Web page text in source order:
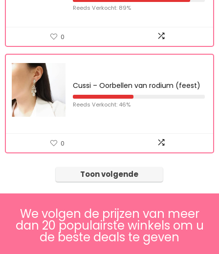
Reeds Verkocht: 89%
0
Cussi – Oorbellen van rodium (feest)
Reeds Verkocht: 46%
0
Toon volgende
We volgen de prijzen van meer
dan 20 populairste winkels om u
de beste deals te geven